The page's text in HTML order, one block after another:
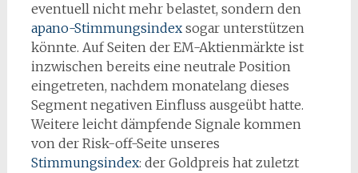
eventuell nicht mehr belastet, sondern den
apano-Stimmungsindexsogar unterstützen
könnte. Auf Seiten der EM-Aktienmärkte ist
inzwischen bereits eine neutrale Position
eingetreten, nachdem monatelang dieses
Segment negativen Einfluss ausgeübt hatte.
Weitere leicht dämpfende Signale kommen
von der Risk-off-Seite unseres
Stimmungsindex: der Goldpreis hat zuletzt